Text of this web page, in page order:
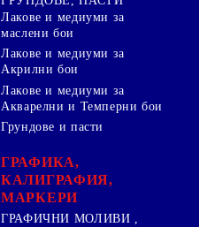
Лакове и медиуми за
маслени бои
Лакове и медиуми за
Акрилни бои
Лакове и медиуми за
Акварелни и Темперни бои
Грундове и пасти
ГРАФИКА,
КАЛИГРАФИЯ,
МАРКЕРИ
ГРАФИЧНИ МОЛИВИ ,